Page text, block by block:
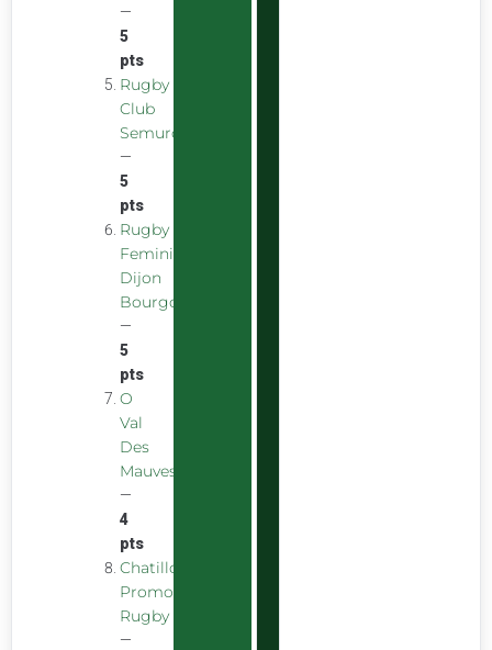
—
5
pts
Rugby
Club
Semurois
—
5
pts
Rugby
Feminin
Dijon
Bourgogne
—
5
pts
O
Val
Des
Mauves
—
4
pts
Chatillon
Promotion
Rugby
—